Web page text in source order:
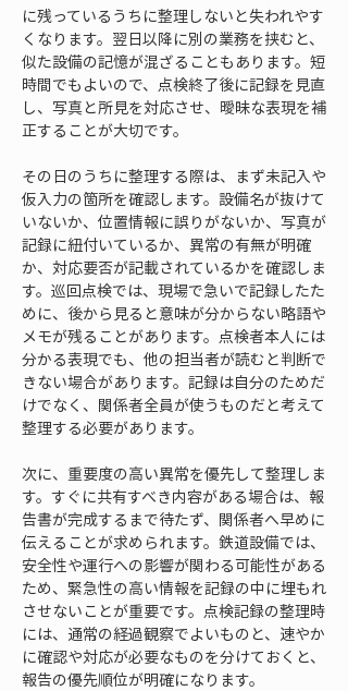
に残っているうちに整理しないと失われやす
くなります。翌日以降に別の業務を挟むと、
似た設備の記憶が混ざることもあります。短
時間でもよいので、点検終了後に記録を見直
し、写真と所見を対応させ、曖昧な表現を補
正することが大切です。
その日のうちに整理する際は、まず未記入や
仮入力の箇所を確認します。設備名が抜けて
いないか、位置情報に誤りがないか、写真が
記録に紐付いているか、異常の有無が明確
か、対応要否が記載されているかを確認しま
す。巡回点検では、現場で急いで記録したた
めに、後から見ると意味が分からない略語や
メモが残ることがあります。点検者本人には
分かる表現でも、他の担当者が読むと判断で
きない場合があります。記録は自分のためだ
けでなく、関係者全員が使うものだと考えて
整理する必要があります。
次に、重要度の高い異常を優先して整理しま
す。すぐに共有すべき内容がある場合は、報
告書が完成するまで待たず、関係者へ早めに
伝えることが求められます。鉄道設備では、
安全性や運行への影響が関わる可能性がある
ため、緊急性の高い情報を記録の中に埋もれ
させないことが重要です。点検記録の整理時
には、通常の経過観察でよいものと、速やか
に確認や対応が必要なものを分けておくと、
報告の優先順位が明確になります。